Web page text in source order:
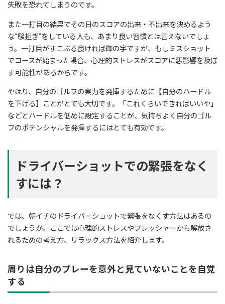
失敗を恐れてしまうのです。
また一打目の結果でその日のスコアの出来・不出来を決めるよう
な“験担ぎ”をしている人も、あまり良い習慣とは言えないでしょ
う。一打目がすこぶる良ければ御の字ですが、もしミスショット
でコースが始まった場合、心理的ストレスがスコアに悪影響を及ぼ
す可能性があるからです。
やはり、自分のゴルフの実力を発揮するために【自分のハードル
を下げる】ことがとても大切です。「これくらいできればいいや」
などとハードルを低めに設定することが、気持ちよく自分のゴル
フのポテンシャルを発揮するにはとても有効です。
ドライバーショットでの緊張をなく
すには？
では、朝イチのドライバーショットで緊張をなくす方法はあるの
でしょうか。ここでは心理的ストレスやプレッシャーから解放さ
れるための考え方、リラックス方法を紹介します。
周りは自分のプレーを意外と見ていないことを自覚
する